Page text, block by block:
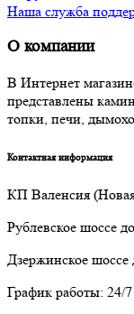
Наша служба
О компании
В Интернет
представлены
топки, печи,
Контактная информация
КП Валенсия
Рублевское шоссе
Дзержинское шоссе
График работы: 24/7